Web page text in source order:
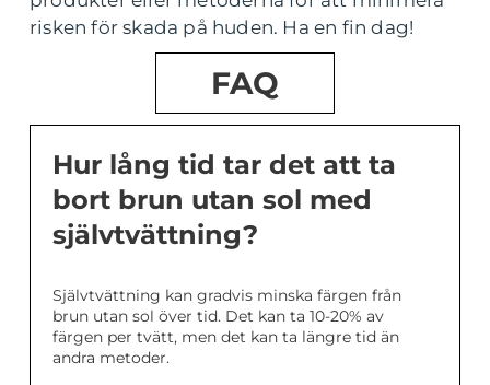
risken för skada på huden. Ha en fin dag!
FAQ
Hur lång tid tar det att ta
bort brun utan sol med
självtvättning?
Självtvättning kan gradvis minska färgen från
brun utan sol över tid. Det kan ta 10-20% av
färgen per tvätt, men det kan ta längre tid än
andra metoder.